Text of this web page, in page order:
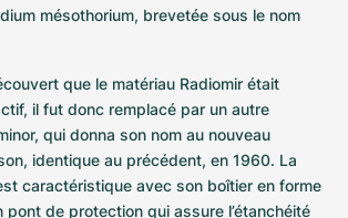
mésothorium, brevetée sous le nom
que le matériau Radiomir était
il fut donc remplacé par un autre
qui donna son nom au nouveau
identique au précédent, en 1960. La
caractéristique avec son boîtier en forme
de protection qui assure l’étanchéité